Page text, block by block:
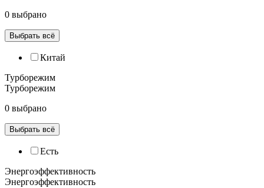
0 выбрано
Выбрать всё
Китай
Турборежим
Турборежим
0 выбрано
Выбрать всё
Есть
Энергоэффективность
Энергоэффективность